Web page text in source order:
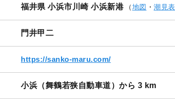
福井県 小浜市川崎 小浜新港 （地図 ・ 潮見表
門井甲二
https://sanko-maru.com/
小浜（舞鶴若狭自動車道）から 3 km
三光丸